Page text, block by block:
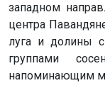
западном
центра
луга и долины
группами
напоминающим